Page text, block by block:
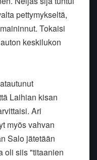
pettymykseltä,
Tokaisi
keskilukon
Laihian kisan
Ari
myös vahvan
Salo jätetään
oli siis "titaanien